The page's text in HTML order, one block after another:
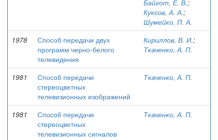
Байгот, Е. В.;
Куксов, А. А.;
Шумейко, П. А.
1978
Способ передачи двух
программ черно-белого
телевидения
Кириллов, В. И.;
Ткаченко, А. П.
1981
Способ передачи
стереоцветных
телевизионных изображений
Ткаченко, А. П.
1981
Способ передачи
стереоцветных
телевизионных сигналов
Ткаченко, А. П.